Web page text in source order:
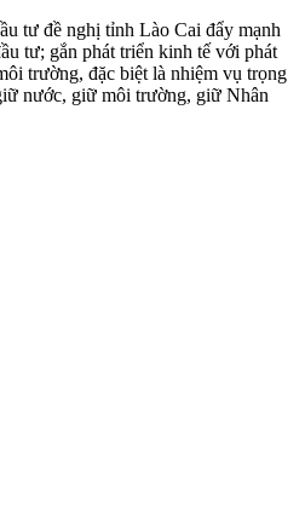
tư đề nghị tỉnh Lào Cai đẩy mạnh
tư; gắn phát triển kinh tế với phát
trường, đặc biệt là nhiệm vụ trọng
nước, giữ môi trường, giữ Nhân